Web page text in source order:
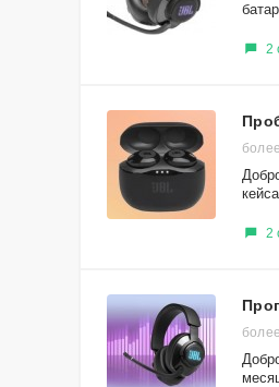
2
2